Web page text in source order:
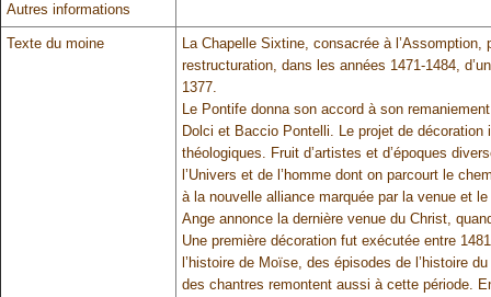
Autres informations
Texte du moine
La Chapelle Sixtine, consacrée à
restructuration, dans les années 1471-1484,
1377.
Le Pontife donna son accord à son
Dolci et Baccio Pontelli. Le projet de
théologiques. Fruit d’artistes et d’époques
l’Univers et de l’homme dont on parcourt le
à la nouvelle alliance marquée par la venue et
Ange annonce la dernière venue du Christ,
Une première décoration fut exécutée entre
l’histoire de Moïse, des épisodes de l’histoire
des chantres remontent aussi à cette période.